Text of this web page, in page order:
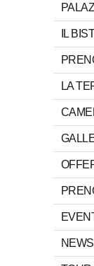
IL
LA
NEWS